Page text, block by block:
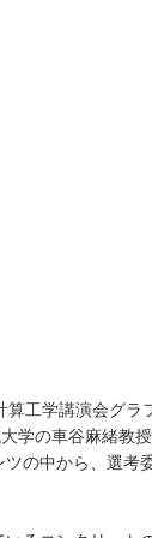
工学講演会グラ
学の車谷麻緒
の中から、選